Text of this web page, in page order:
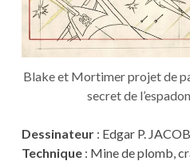
Blake et Mortimer projet de
secret de
Dessinateur: Edgar P.
Technique: Mine de plomb,